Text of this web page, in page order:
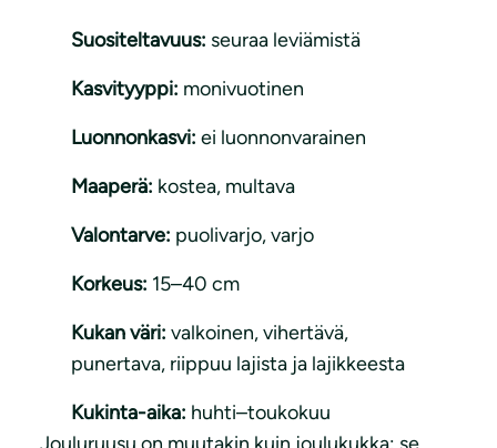
Suositeltavuus: seuraa leviämistä
Kasvityyppi: monivuotinen
Luonnonkasvi: ei luonnonvarainen
Maaperä: kostea, multava
Valontarve: puolivarjo, varjo
Korkeus: 15–40 cm
Kukan väri: valkoinen, vihertävä,
punertava, riippuu lajista ja lajikkeesta
Kukinta-aika: huhti–toukokuu